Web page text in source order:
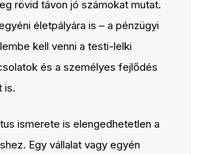
rövid távon jó számokat mutat.
életpályára is – a pénzügyi
kell venni a testi-lelki
és a személyes fejlődés
is.
ismerete is elengedhetetlen a
Egy vállalat vagy egyén